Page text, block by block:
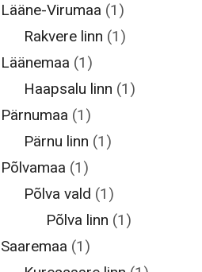
Lääne-Virumaa (1)
Rakvere linn (1)
Läänemaa (1)
Haapsalu linn (1)
Pärnumaa (1)
Pärnu linn (1)
Põlvamaa (1)
Põlva vald (1)
Põlva linn (1)
Saaremaa (1)